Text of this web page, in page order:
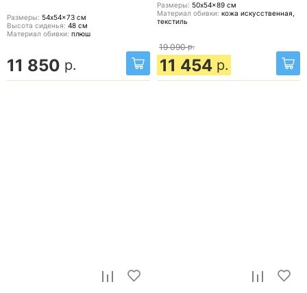
Размеры: 54x54x73 см
Высота сиденья: 48 см
Материал обивки: плюш
11 850 р.
Размеры: 50x54x89 см
Материал обивки: кожа искусственная,
текстиль
19 090 р.
11 454 р.